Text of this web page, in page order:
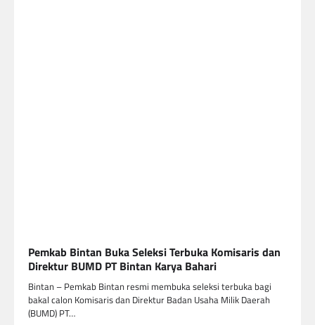
Pemkab Bintan Buka Seleksi Terbuka Komisaris dan
Direktur BUMD PT Bintan Karya Bahari
Bintan – Pemkab Bintan resmi membuka seleksi terbuka bagi
bakal calon Komisaris dan Direktur Badan Usaha Milik Daerah
(BUMD) PT…